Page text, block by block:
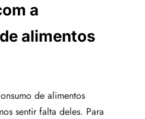
a
alimentos
de alimentos
sentir falta deles. Para